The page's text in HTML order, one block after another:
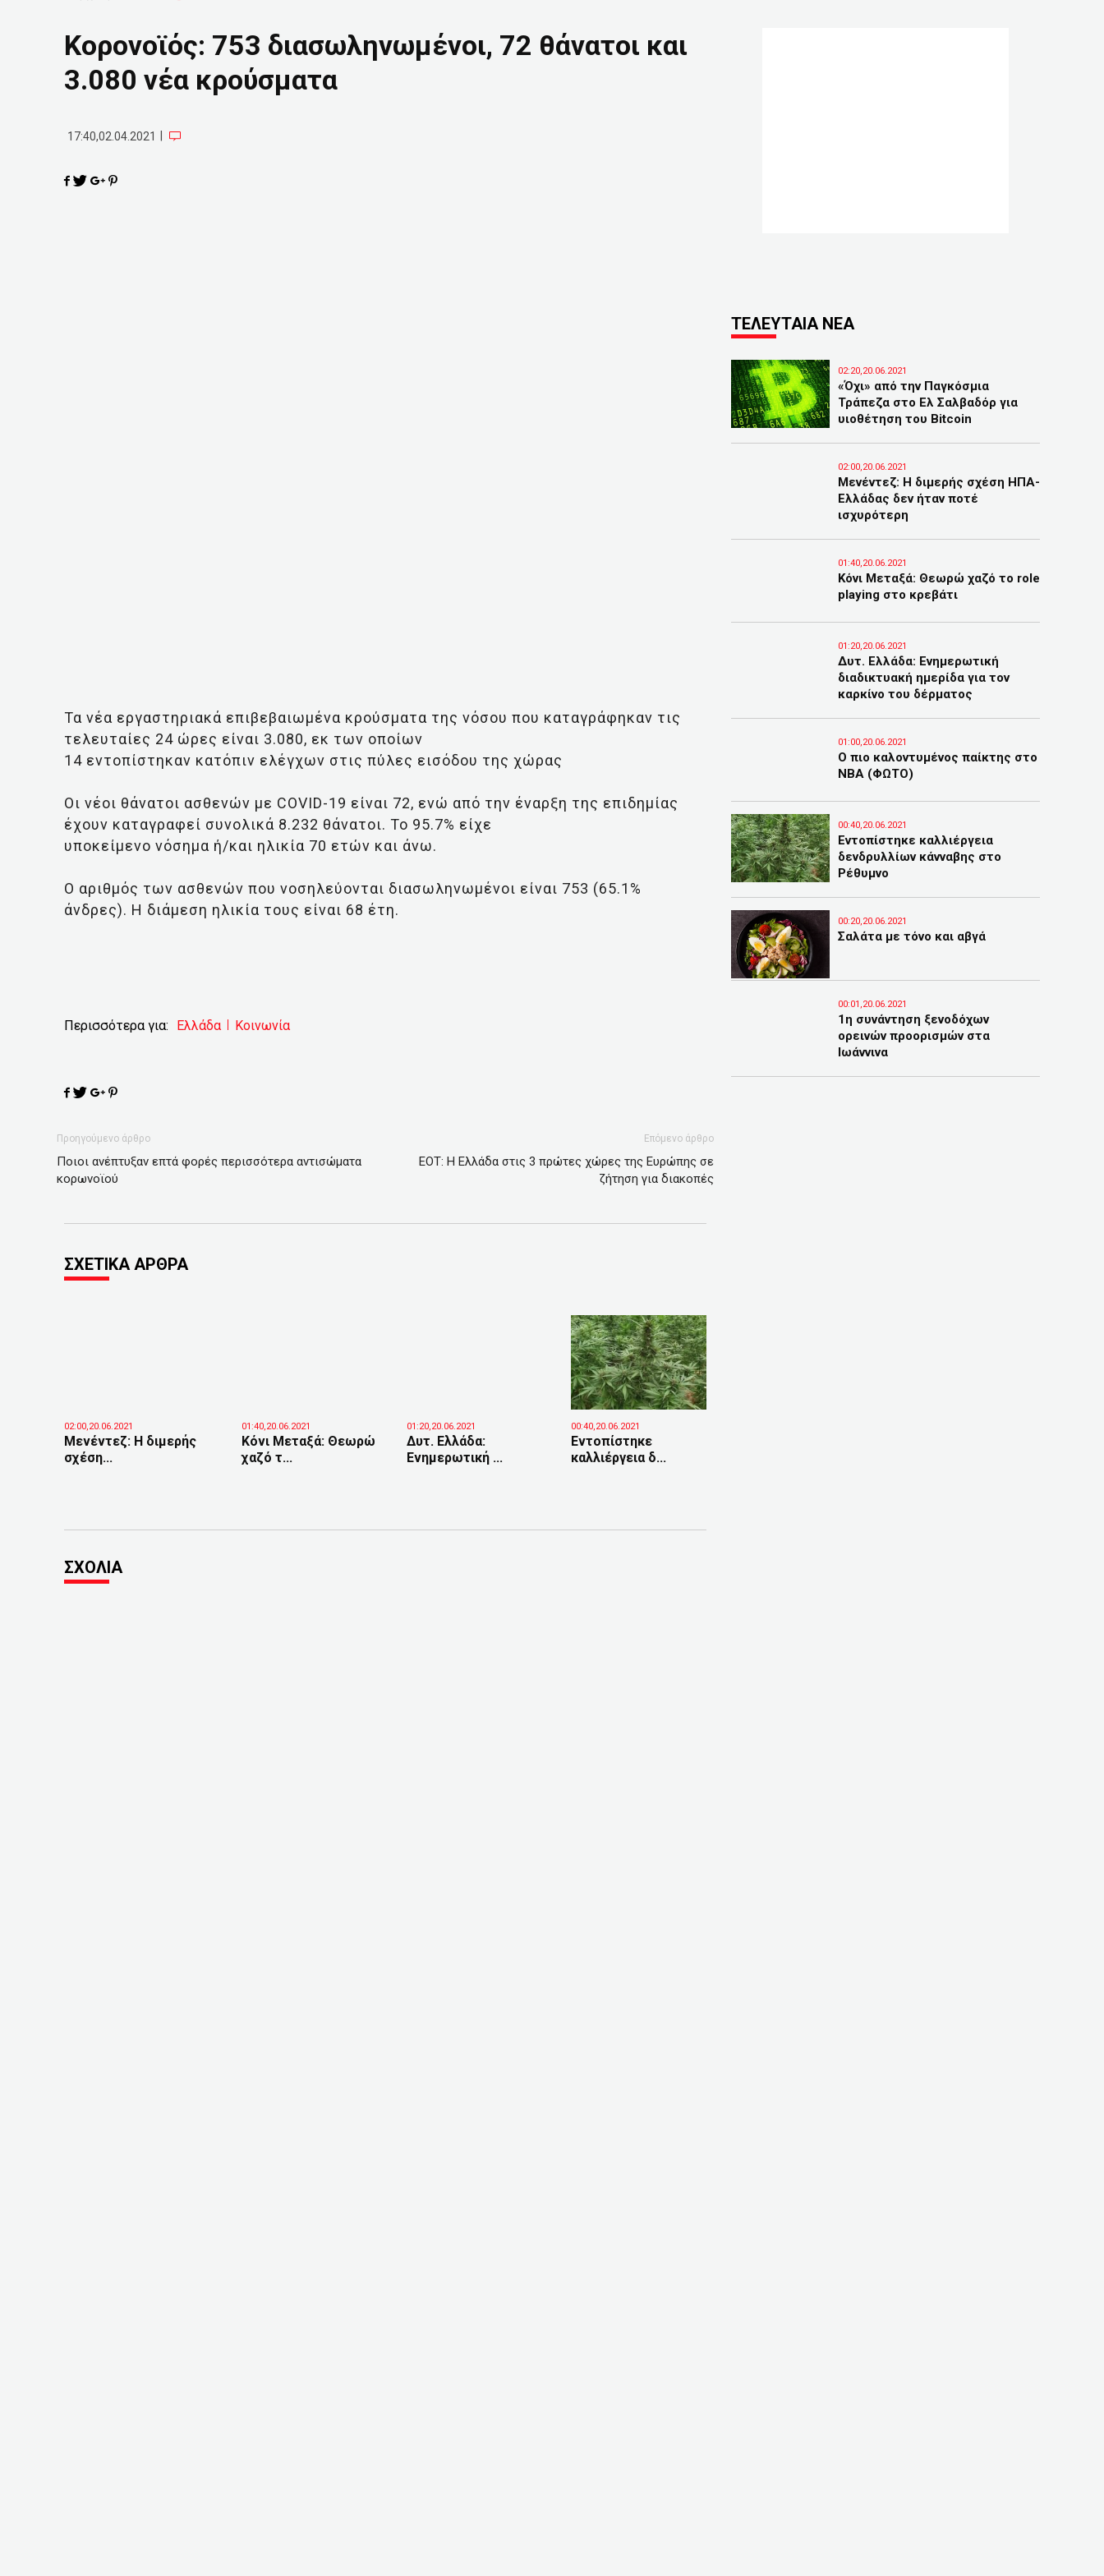
Κορονοϊός: 753 διασωληνωμένοι, 72 θάνατοι και
3.080 νέα κρούσματα
17:40,02.04.2021
Τα νέα εργαστηριακά επιβεβαιωμένα κρούσματα της νόσου που καταγράφηκαν τις
τελευταίες 24 ώρες είναι 3.080, εκ των οποίων
14 εντοπίστηκαν κατόπιν ελέγχων στις πύλες εισόδου της χώρας
Οι νέοι θάνατοι ασθενών με COVID-19 είναι 72, ενώ από την έναρξη της επιδημίας
έχουν καταγραφεί συνολικά 8.232 θάνατοι. Το 95.7% είχε
υποκείμενο νόσημα ή/και ηλικία 70 ετών και άνω.
Ο αριθμός των ασθενών που νοσηλεύονται διασωληνωμένοι είναι 753 (65.1%
άνδρες). Η διάμεση ηλικία τους είναι 68 έτη.
Περισσότερα για: Ελλάδα Κοινωνία
Προηγούμενο άρθρο
Ποιοι ανέπτυξαν επτά φορές περισσότερα αντισώματα
κορωνοϊού
Επόμενο άρθρο
ΕΟΤ: Η Ελλάδα στις 3 πρώτες χώρες της Ευρώπης σε
ζήτηση για διακοπές
ΣΧΕΤΙΚΑ ΑΡΘΡΑ
02:00,20.06.2021
Μενέντεζ: Η διμερής
σχέση...
01:40,20.06.2021
Κόνι Μεταξά: Θεωρώ
χαζό τ...
01:20,20.06.2021
Δυτ. Ελλάδα:
Ενημερωτική ...
00:40,20.06.2021
Εντοπίστηκε
καλλιέργεια δ...
ΣΧΟΛΙΑ
ΤΕΛΕΥΤΑΙΑ ΝΕΑ
02:20,20.06.2021
«Όχι» από την Παγκόσμια
Τράπεζα στο Ελ Σαλβαδόρ για
υιοθέτηση του Bitcoin
02:00,20.06.2021
Μενέντεζ: Η διμερής σχέση ΗΠΑ-
Ελλάδας δεν ήταν ποτέ
ισχυρότερη
01:40,20.06.2021
Κόνι Μεταξά: Θεωρώ χαζό το role
playing στο κρεβάτι
01:20,20.06.2021
Δυτ. Ελλάδα: Ενημερωτική
διαδικτυακή ημερίδα για τον
καρκίνο του δέρματος
01:00,20.06.2021
Ο πιο καλοντυμένος παίκτης στο
NBA (ΦΩΤΟ)
00:40,20.06.2021
Εντοπίστηκε καλλιέργεια
δενδρυλλίων κάνναβης στο
Ρέθυμνο
00:20,20.06.2021
Σαλάτα με τόνο και αβγά
00:01,20.06.2021
1η συνάντηση ξενοδόχων
ορεινών προορισμών στα
Ιωάννινα